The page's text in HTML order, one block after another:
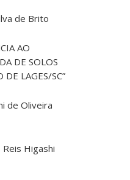
de Brito
AO
DE SOLOS
LAGES/SC”
de Oliveira
Higashi